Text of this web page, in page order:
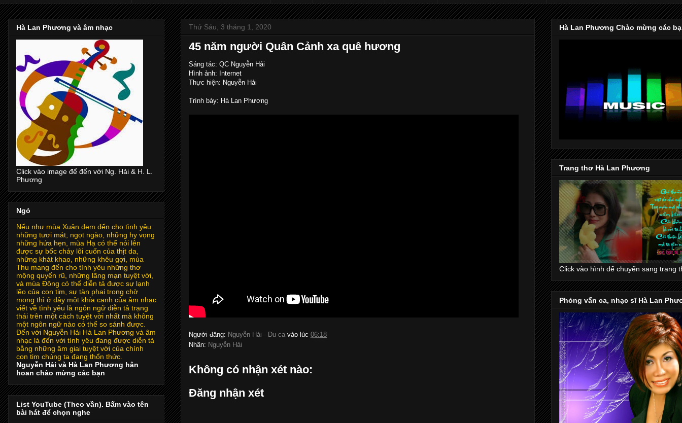
Thứ Sáu, 3 tháng 1, 2020
45 năm người Quân Cảnh xa quê hương
Sáng tác: QC Nguyễn Hải
Hình ảnh: Internet
Thực hiện: Nguyễn Hải
Trình bày: Hà Lan Phương
Người đăng: Nguyễn Hải - Du ca vào lúc 06:18
Nhãn: Nguyễn Hải
Không có nhận xét nào:
Đăng nhận xét
Hà Lan Phương và âm nhạc
Click vào image để đến với Ng. Hải & H. L.
Phương
Ngỏ
Nếu như mùa Xuân đem đến cho tình yêu
những tươi mát, ngọt ngào, những hy vọng
những hứa hẹn, mùa Hạ có thể nói lên
được sự bốc cháy lôi cuốn của thịt da,
những khát khao, những khêu gợi, mùa
Thu mang đến cho tình yêu những thơ
mộng quyến rũ, những lãng mạn tuyệt vời,
và mùa Đông có thể diễn tả được sự lạnh
lẽo của con tim, sự tàn phai trong chờ
mong thì ở đây một khía cạnh của âm nhạc
viết về tình yêu là ngôn ngữ diễn tả trạng
thái trên một cách tuyệt vời nhất mà không
một ngôn ngữ nào có thể so sánh được.
Đến với Nguyễn Hải Hà Lan Phương và âm
nhạc là đến với tình yêu đang được diễn tả
bằng những âm giai tuyệt vời của chính
con tim chúng ta đang thổn thức.
Nguyễn Hải và Hà Lan Phương hân
hoan chào mừng các bạn
List YouTube (Theo vần). Bấm vào tên
bài hát để chọn nghe
Hà Lan Phương Chào mừng các
Trang thơ Hà Lan Phương
Click vào hình để chuyển sang trang
Phỏng vấn ca, nhạc sĩ Hà Lan